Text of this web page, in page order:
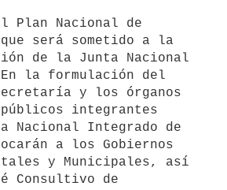
Plan Nacional de
será sometido a la
En la formulación del
públicos integrantes
a los Gobiernos
Consultivo de